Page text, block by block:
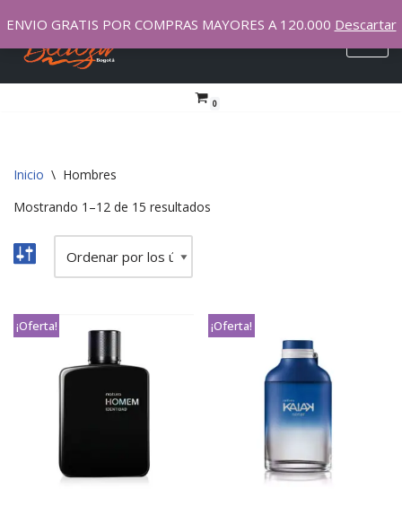
Saltar
0
Inicio \ Hombres
Mostrando 1–12 de 15 resultados
¡Oferta! ¡Oferta!
ENVIO GRATIS POR COMPRAS MAYORES A 120.000 Descartar